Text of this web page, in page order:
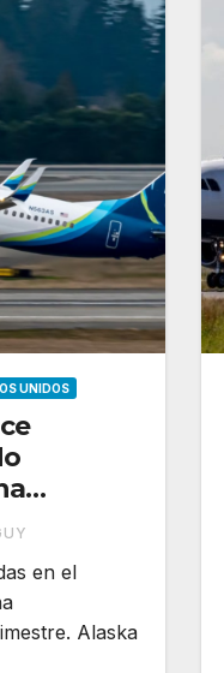
UNIDOS
en el
Alaska